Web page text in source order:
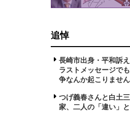
追悼
長崎市出身・平和訴
ラストメッセージで
争なんか起こりません
つげ義春さんと白土
家、二人の「違い」